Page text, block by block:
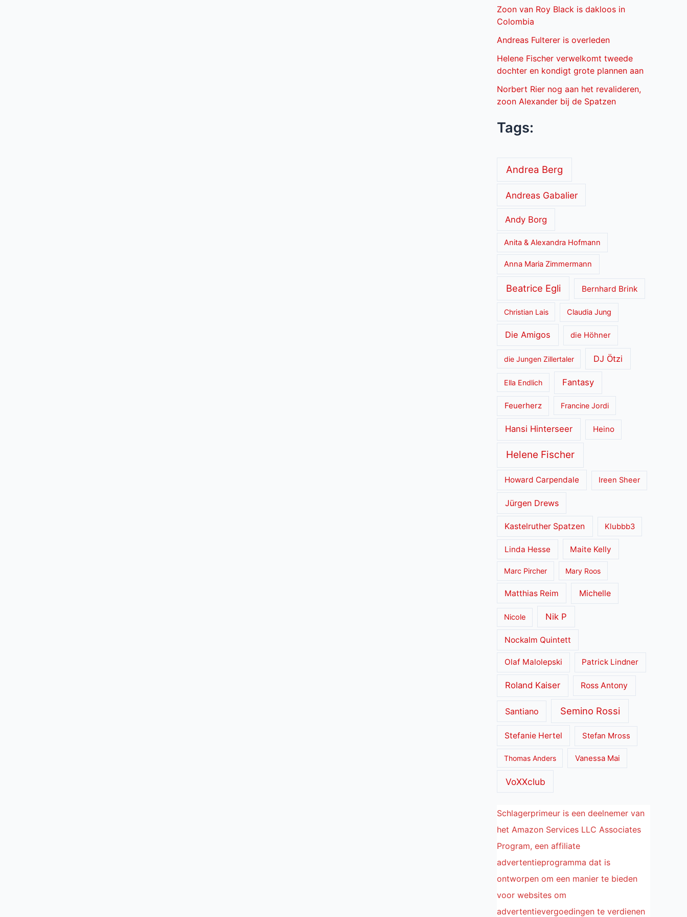
Zoon van Roy Black is dakloos in
Colombia
Andreas Fulterer is overleden
Helene Fischer verwelkomt tweede
dochter en kondigt grote plannen aan
Norbert Rier nog aan het revalideren,
zoon Alexander bij de Spatzen
Tags:
Andrea Berg
Andreas Gabalier
Andy Borg
Anita & Alexandra Hofmann
Anna Maria Zimmermann
Beatrice Egli Bernhard Brink
Christian Lais Claudia Jung
Die Amigos die Höhner
die Jungen Zillertaler DJ Ötzi
Ella Endlich Fantasy
Feuerherz Francine Jordi
Hansi Hinterseer Heino
Helene Fischer
Howard Carpendale Ireen Sheer
Jürgen Drews
Kastelruther Spatzen Klubbb3
Linda Hesse Maite Kelly
Marc Pircher Mary Roos
Matthias Reim Michelle
Nicole Nik P
Nockalm Quintett
Olaf Malolepski Patrick Lindner
Roland Kaiser Ross Antony
Santiano Semino Rossi
Stefanie Hertel Stefan Mross
Thomas Anders Vanessa Mai
VoXXclub
Schlagerprimeur is een deelnemer van
het Amazon Services LLC Associates
Program, een affiliate
advertentieprogramma dat is
ontworpen om een manier te bieden
voor websites om
advertentievergoedingen te verdienen